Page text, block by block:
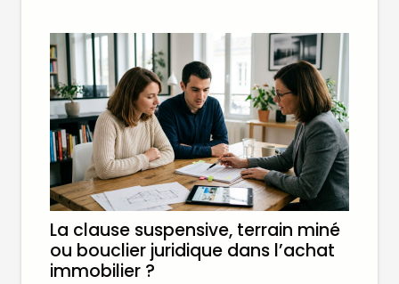
La clause suspensive, terrain miné
ou bouclier juridique dans l’achat
immobilier ?